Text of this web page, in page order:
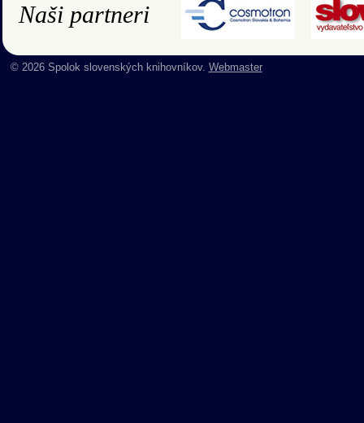
Naši partneri
© 2026 Spolok slovenských knihovníkov. Webmaster